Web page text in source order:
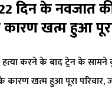
दिन के नवजात
खत्म हुआ पूरा
करने के बाद ट्रेन के सामने
खत्म हुआ पूरा परिवार,